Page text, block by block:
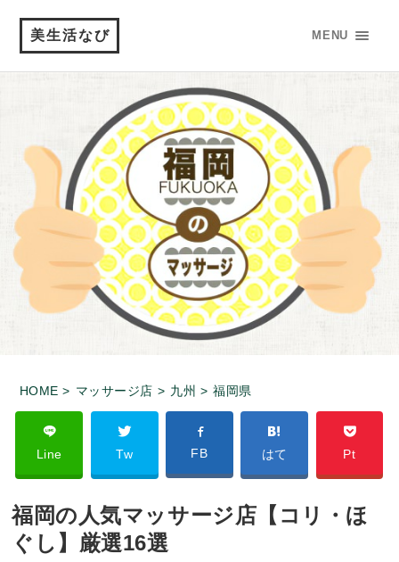
美生活なび MENU
HOME > マッサージ店 > 九州 > 福岡県
Line Tw FB はて Pt
福岡の人気マッサージ店【コリ・ほ
ぐし】厳選16選